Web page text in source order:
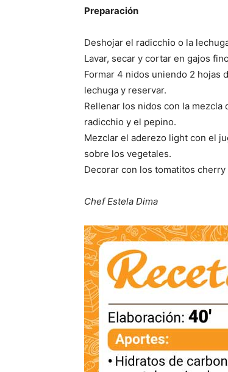
Preparación
Deshojar el radicchio o la
Lavar, secar y cortar en gajos
Formar 4 nidos uniendo 2 hojas
lechuga y reservar.
Rellenar los nidos con la mezcla
radicchio y el pepino.
Mezclar el aderezo light con el
sobre los vegetales.
Decorar con los tomatitos
Chef Estela Dima